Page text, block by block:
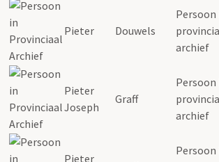
Pieter Douwels
Persoon
archief
Pieter
Joseph
Graff
Persoon
archief
Pieter
Persoon